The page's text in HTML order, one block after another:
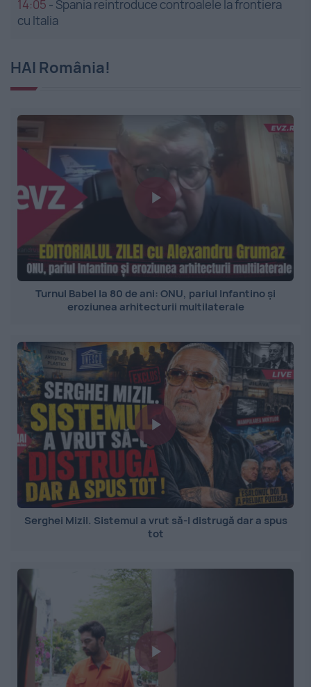
14:05 - Spania reintroduce controalele la frontiera
cu Italia
HAI România!
Turnul Babel la 80 de ani: ONU, pariul Infantino și
eroziunea arhitecturii multilaterale
Serghei Mizil. Sistemul a vrut să-l distrugă dar a spus
tot